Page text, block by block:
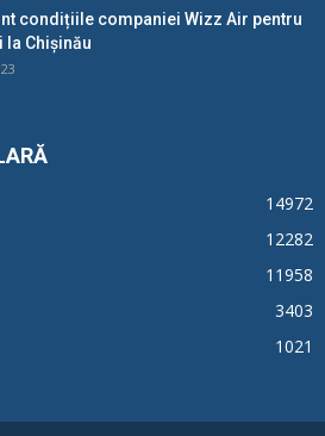
condițiile companiei Wizz Air pentru
la Chișinău
14972
12282
11958
3403
1021